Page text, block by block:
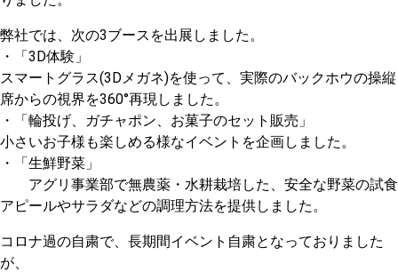
弊社では、次の3ブースを出展しました。
・「3D体験」
スマートグラス(3Dメガネ)を使って、実際のバックホウの操縦
席からの視界を360°再現しました。
・「輪投げ、ガチャポン、お菓子のセット販売」
小さいお子様も楽しめる様なイベントを企画しました。
・「生鮮野菜」
アグリ事業部で無農薬・水耕栽培した、安全な野菜の試食
アピールやサラダなどの調理方法を提供しました。
コロナ過の自粛で、長期間イベント自粛となっておりました
が、